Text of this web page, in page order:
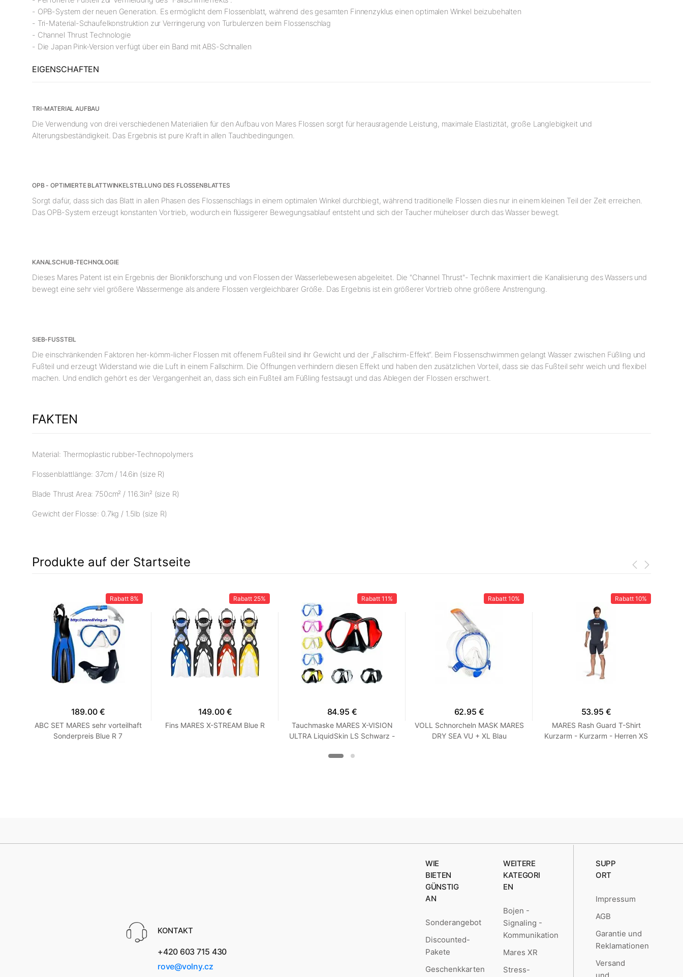
- OPB-System der neuen Generation. Es ermöglicht dem Flossenblatt, während des gesamten Finnenzyklus einen optimalen Winkel beizubehalten
- Tri-Material-Schaufelkonstruktion zur Verringerung von Turbulenzen beim Flossenschlag
- Channel Thrust Technologie
- Die Japan Pink-Version verfügt über ein Band mit ABS-Schnallen
EIGENSCHAFTEN
TRI-MATERIAL AUFBAU
Die Verwendung von drei verschiedenen Materialien für den Aufbau von Mares Flossen sorgt für herausragende Leistung, maximale Elastizität, große Langlebigkeit und
Alterungsbeständigkeit. Das Ergebnis ist pure Kraft in allen Tauchbedingungen.
OPB - OPTIMIERTE BLATTWINKELSTELLUNG DES FLOSSENBLATTES
Sorgt dafür, dass sich das Blatt in allen Phasen des Flossenschlags in einem optimalen Winkel durchbiegt, während traditionelle Flossen dies nur in einem kleinen Teil der Zeit erreichen.
Das OPB-System erzeugt konstanten Vortrieb, wodurch ein flüssigerer Bewegungsablauf entsteht und sich der Taucher müheloser durch das Wasser bewegt.
KANALSCHUB-TECHNOLOGIE
Dieses Mares Patent ist ein Ergebnis der Bionikforschung und von Flossen der Wasserlebewesen abgeleitet. Die "Channel Thrust"- Technik maximiert die Kanalisierung des Wassers und
bewegt eine sehr viel größere Wassermenge als andere Flossen vergleichbarer Größe. Das Ergebnis ist ein größerer Vortrieb ohne größere Anstrengung.
SIEB-FUSSTEIL
Die einschränkenden Faktoren her-kömm-licher Flossen mit offenem Fußteil sind ihr Gewicht und der „Fallschirm-Effekt“. Beim Flossenschwimmen gelangt Wasser zwischen Füßling und
Fußteil und erzeugt Widerstand wie die Luft in einem Fallschirm. Die Öffnungen verhindern diesen Effekt und haben den zusätzlichen Vorteil, dass sie das Fußteil sehr weich und flexibel
machen. Und endlich gehört es der Vergangenheit an, dass sich ein Fußteil am Füßling festsaugt und das Ablegen der Flossen erschwert.
FAKTEN
Material: Thermoplastic rubber-Technopolymers
Flossenblattlänge: 37cm / 14.6in (size R)
Blade Thrust Area: 750cm² / 116.3in² (size R)
Gewicht der Flosse: 0.7kg / 1.5lb (size R)
Produkte auf der Startseite
Rabatt 8%
189.00 €
ABC SET MARES sehr vorteilhaft
Sonderpreis Blue R 7
Rabatt 25%
149.00 €
Fins MARES X-STREAM Blue R
Rabatt 11%
84.95 €
Tauchmaske MARES X-VISION
ULTRA LiquidSkin LS Schwarz -
Rabatt 10%
62.95 €
VOLL Schnorcheln MASK MARES
DRY SEA VU + XL Blau
Rabatt 10%
53.95 €
MARES Rash Guard T-Shirt
Kurzarm - Kurzarm - Herren XS
KONTAKT
+420 603 715 430
rove@volny.cz
WIE
BIETEN
GÜNSTIG
AN
Sonderangebot
Discounted-
Pakete
Geschenkkarten
WEITERE
KATEGORI
EN
Bojen -
Signaling -
Kommunikation
Mares XR
Stress-
SUPP
ORT
Impressum
AGB
Garantie und
Reklamationen
Versand